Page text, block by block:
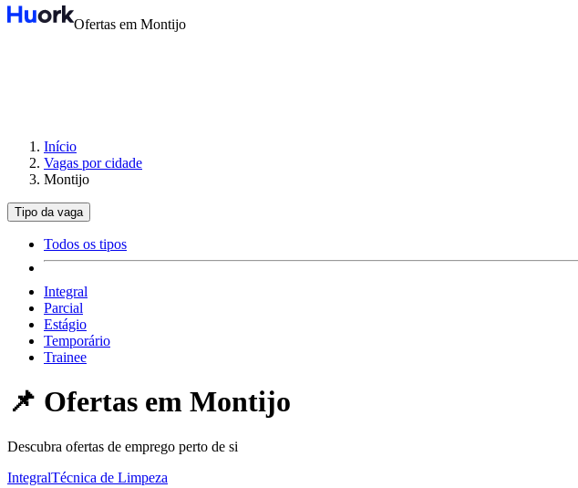
Ofertas em Montijo
Início
Vagas por cidade
Montijo
Tipo da vaga
Todos os tipos
Integral
Parcial
Estágio
Temporário
Trainee
📌 Ofertas em Montijo
Descubra ofertas de emprego perto de si
IntegralTécnica de Limpeza